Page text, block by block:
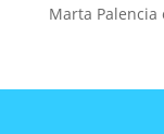
Marta Palencia